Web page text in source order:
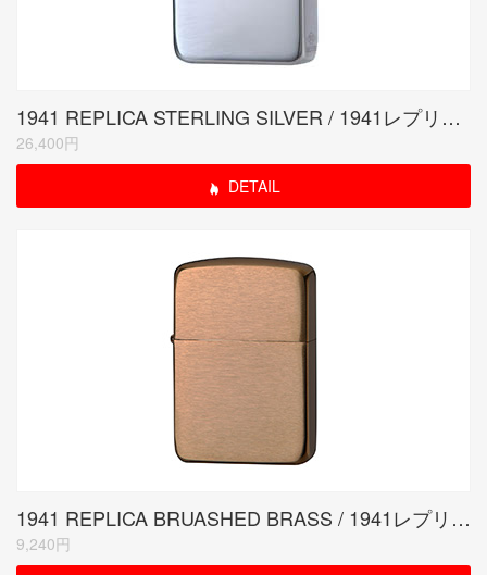
1941 REPLICA STERLING SILVER / 1941レプリカ スターリングシルバー
26,400円
DETAIL
1941 REPLICA BRUASHED BRASS / 1941レプリカ サテーナ
9,240円